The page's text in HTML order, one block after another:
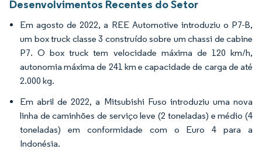
Desenvolvimentos Recentes do Setor
Em agosto de 2022, a REE Automotive introduziu o P7-B,
um box truck classe 3 construído sobre um chassi de cabine
P7. O box truck tem velocidade máxima de 120 km/h,
autonomia máxima de 241 km e capacidade de carga de até
2.000 kg.
Em abril de 2022, a Mitsubishi Fuso introduziu uma nova
linha de caminhões de serviço leve (2 toneladas) e médio (4
toneladas) em conformidade com o Euro 4 para a
Indonésia.